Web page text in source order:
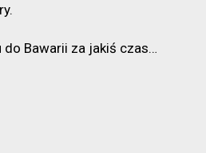
Bawarii za jakiś czas…